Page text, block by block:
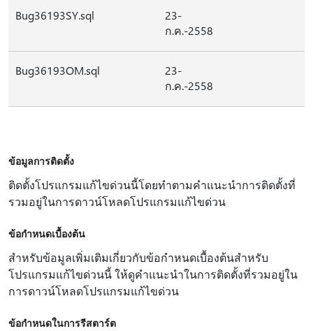
Bug36193SY.sql
23-
ก.ค.-2558
Bug36193OM.sql
23-
ก.ค.-2558
ข้อมูลการติดตั้ง
ติดตั้งโปรแกรมแก้ไขด่วนนี้โดยทําตามคําแนะนําการติดตั้งที่
รวมอยู่ในการดาวน์โหลดโปรแกรมแก้ไขด่วน
ข้อกำหนดเบื้องต้น
สําหรับข้อมูลเพิ่มเติมเกี่ยวกับข้อกําหนดเบื้องต้นสําหรับ
โปรแกรมแก้ไขด่วนนี้ ให้ดูคําแนะนําในการติดตั้งที่รวมอยู่ใน
การดาวน์โหลดโปรแกรมแก้ไขด่วน
ข้อกำหนดในการรีสตาร์ต